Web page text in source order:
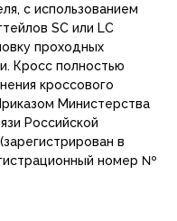
с использованием
SC или LC
проходных
Кросс полностью
кроссового
Министерства
Российской
в
номер №